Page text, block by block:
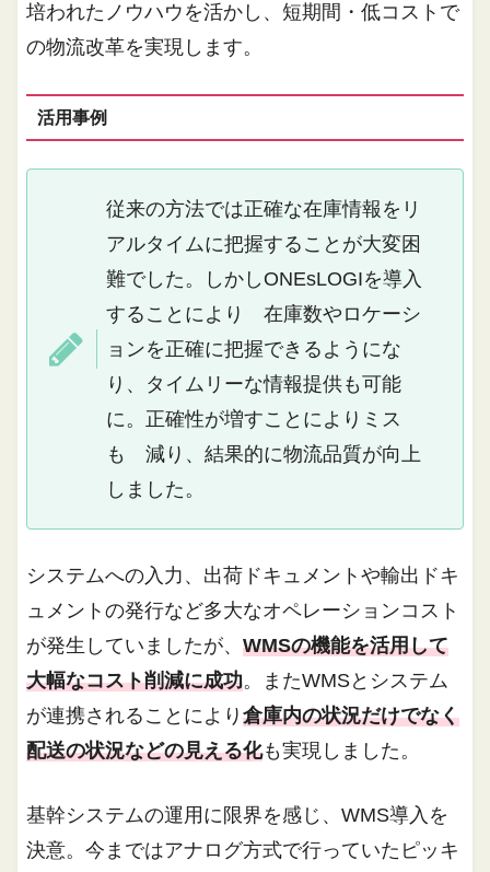
培われたノウハウを活かし、短期間・低コストで
の物流改革を実現します。
活用事例
従来の方法では正確な在庫情報をリ
アルタイムに把握することが大変困
難でした。しかしONEsLOGIを導入
することにより 在庫数やロケーシ
ョンを正確に把握できるようにな
り、タイムリーな情報提供も可能
に。正確性が増すことによりミス
も 減り、結果的に物流品質が向上
しました。
システムへの入力、出荷ドキュメントや輸出ドキ
ュメントの発行など多大なオペレーションコスト
が発生していましたが、WMSの機能を活用して
大幅なコスト削減に成功。またWMSとシステム
が連携されることにより倉庫内の状況だけでなく
配送の状況などの見える化も実現しました。
基幹システムの運用に限界を感じ、WMS導入を
決意。今まではアナログ方式で行っていたピッキ